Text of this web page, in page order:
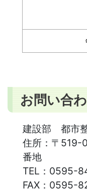
お問い合
建設部 都市
住所： 〒519-
番地
TEL： 0595-
FAX： 0595-